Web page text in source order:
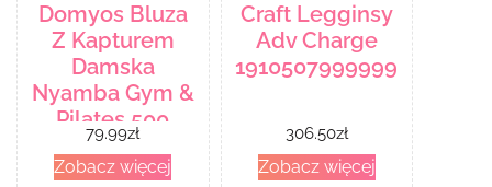
Domyos Bluza
Z Kapturem
Damska
Nyamba Gym &
Pilates 500
Essentials
Brązowy
79.99zł
Zobacz więcej
Craft Legginsy
Adv Charge
1910507999999
306.50zł
Zobacz więcej